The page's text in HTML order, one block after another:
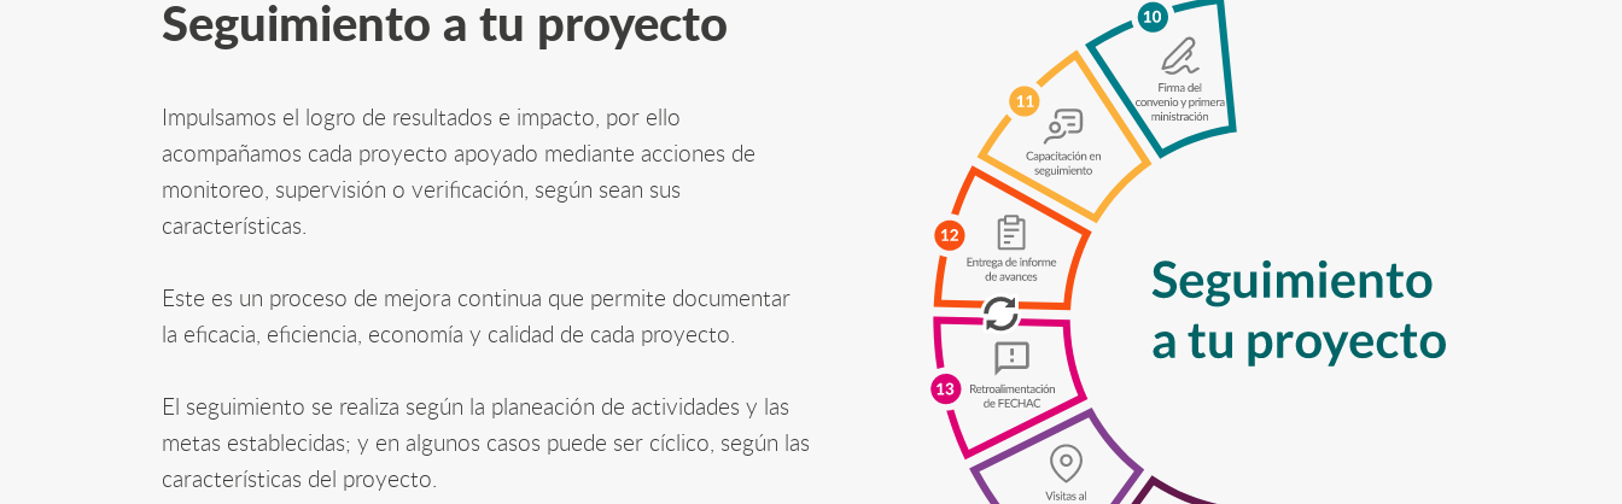
Seguimiento a tu proyecto
Impulsamos el logro de resultados e impacto, por ello
acompañamos cada proyecto apoyado mediante acciones de
monitoreo, supervisión o verificación, según sean sus
características.
Este es un proceso de mejora continua que permite documentar
la eficacia, eficiencia, economía y calidad de cada proyecto.
El seguimiento se realiza según la planeación de actividades y las
metas establecidas; y en algunos casos puede ser cíclico, según las
características del proyecto.